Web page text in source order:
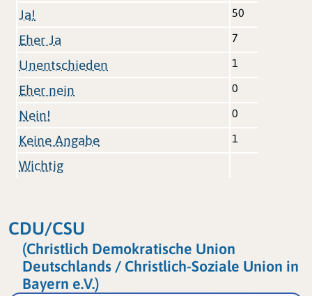
Ja! 50
Eher Ja 7
Unentschieden 1
Eher nein 0
Nein! 0
Keine Angabe 1
Wichtig
CDU/CSU
(Christlich Demokratische Union
Deutschlands / Christlich-Soziale Union in
Bayern e.V.)